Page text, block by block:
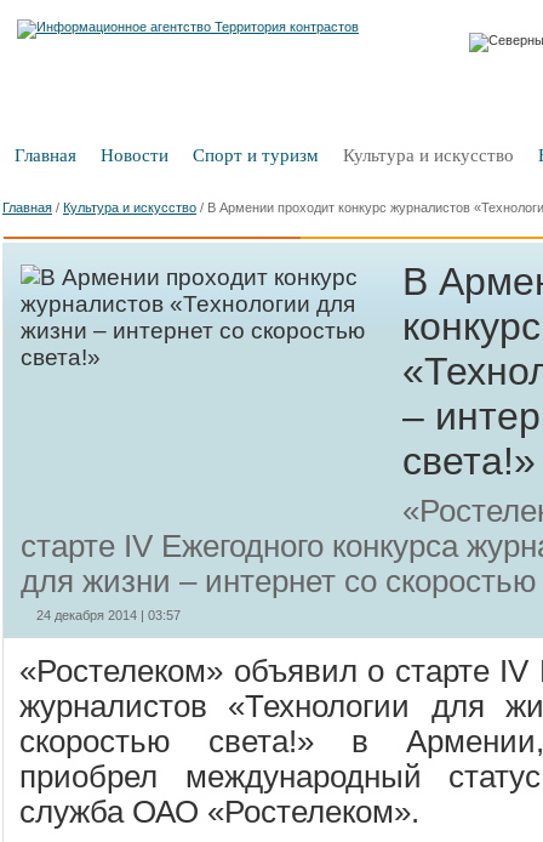
Главная Новости Спорт и туризм Культура и искусство
Главная / Культура и искусство / В Армении проходит конкурс журналистов
В
–
света!»
старте IV Ежегодного конкурса
для жизни – интернет со
24 декабря 2014 | 03:57
«Ростелеком» объявил о старте IV
журналистов «Технологии для
скоростью света!» в
приобрел международный
служба ОАО «Ростелеком».